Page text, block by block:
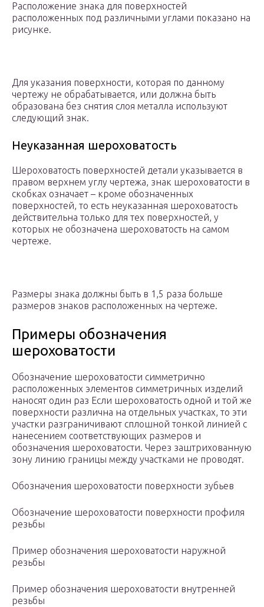
Расположение знака для поверхностей
расположенных под различными углами показано на
рисунке.
Для указания поверхности, которая по данному
чертежу не обрабатывается, или должна быть
образована без снятия слоя металла используют
следующий знак.
Неуказанная шероховатость
Шероховатость поверхностей детали указывается в
правом верхнем углу чертежа, знак шероховатости в
скобках означает – кроме обозначенных
поверхностей, то есть неуказанная шероховатость
действительна только для тех поверхностей, у
которых не обозначена шероховатость на самом
чертеже.
Размеры знака должны быть в 1,5 раза больше
размеров знаков расположенных на чертеже.
Примеры обозначения
шероховатости
Обозначение шероховатости симметрично
расположенных элементов симметричных изделий
наносят один раз Если шероховатость одной и той же
поверхности различна на отдельных участках, то эти
участки разграничивают сплошной тонкой линией с
нанесением соответствующих размеров и
обозначения шероховатости. Через заштрихованную
зону линию границы между участками не проводят.
Обозначения шероховатости поверхности зубьев
Обозначение шероховатости поверхности профиля
резьбы
Пример обозначения шероховатости наружной
резьбы
Пример обозначения шероховатости внутренней
резьбы